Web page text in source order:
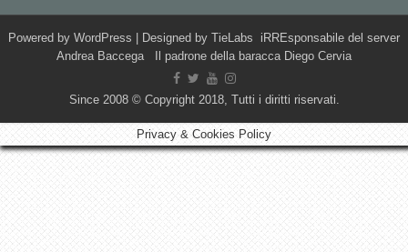
Powered by WordPress | Designed by TieLabs iRREsponsabile del server
Andrea Baccega Il padrone della baracca Diego Cervia
Since 2008 © Copyright 2018, Tutti i diritti riservati.
Privacy & Cookies Policy